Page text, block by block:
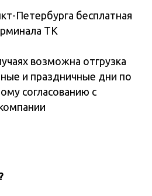
Петербурга бесплатная
ТК
возможна отгрузка
и праздничные дни по
согласованию с